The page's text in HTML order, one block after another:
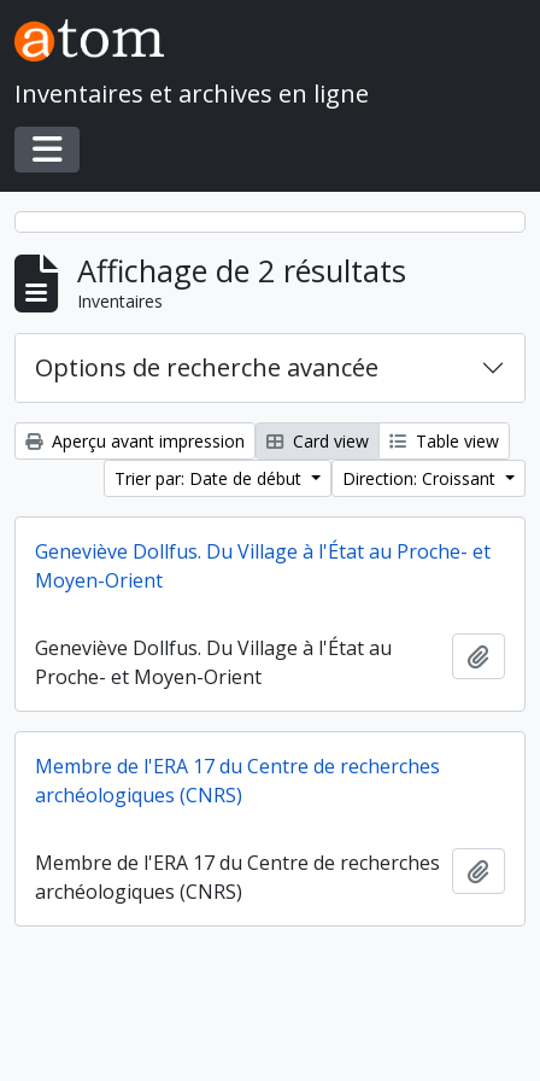
Skip to main content
Inventaires et archives en ligne
Toggle navigation
Affichage de 2 résultats
Inventaires
Options de recherche avancée
Aperçu avant impression Card view
Table view
Trier par: Date de début
Direction: Croissant
Geneviève Dollfus. Du Village à l'État au Proche- et
Moyen-Orient
Geneviève Dollfus. Du Village à l'État au
Proche- et Moyen-Orient
Membre de l'ERA 17 du Centre de recherches
archéologiques (CNRS)
Membre de l'ERA 17 du Centre de recherches
archéologiques (CNRS)